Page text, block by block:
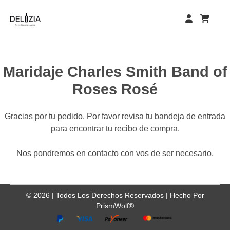
Maridaje Charles Smith Band of
Roses Rosé
Gracias por tu pedido. Por favor revisa tu bandeja de entrada
para encontrar tu recibo de compra.
Nos pondremos en contacto con vos de ser necesario.
© 2026 | Todos Los Derechos Reservados | Hecho Por
PrismWolf®